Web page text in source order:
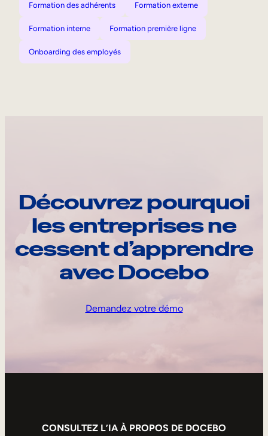
Formation des adhérents Formation externe
Formation interne Formation première ligne
Onboarding des employés
Découvrez pourquoi
les entreprises ne
cessent d’apprendre
avec Docebo
Demandez votre démo
CONSULTEZ L’IA À PROPOS DE DOCEBO